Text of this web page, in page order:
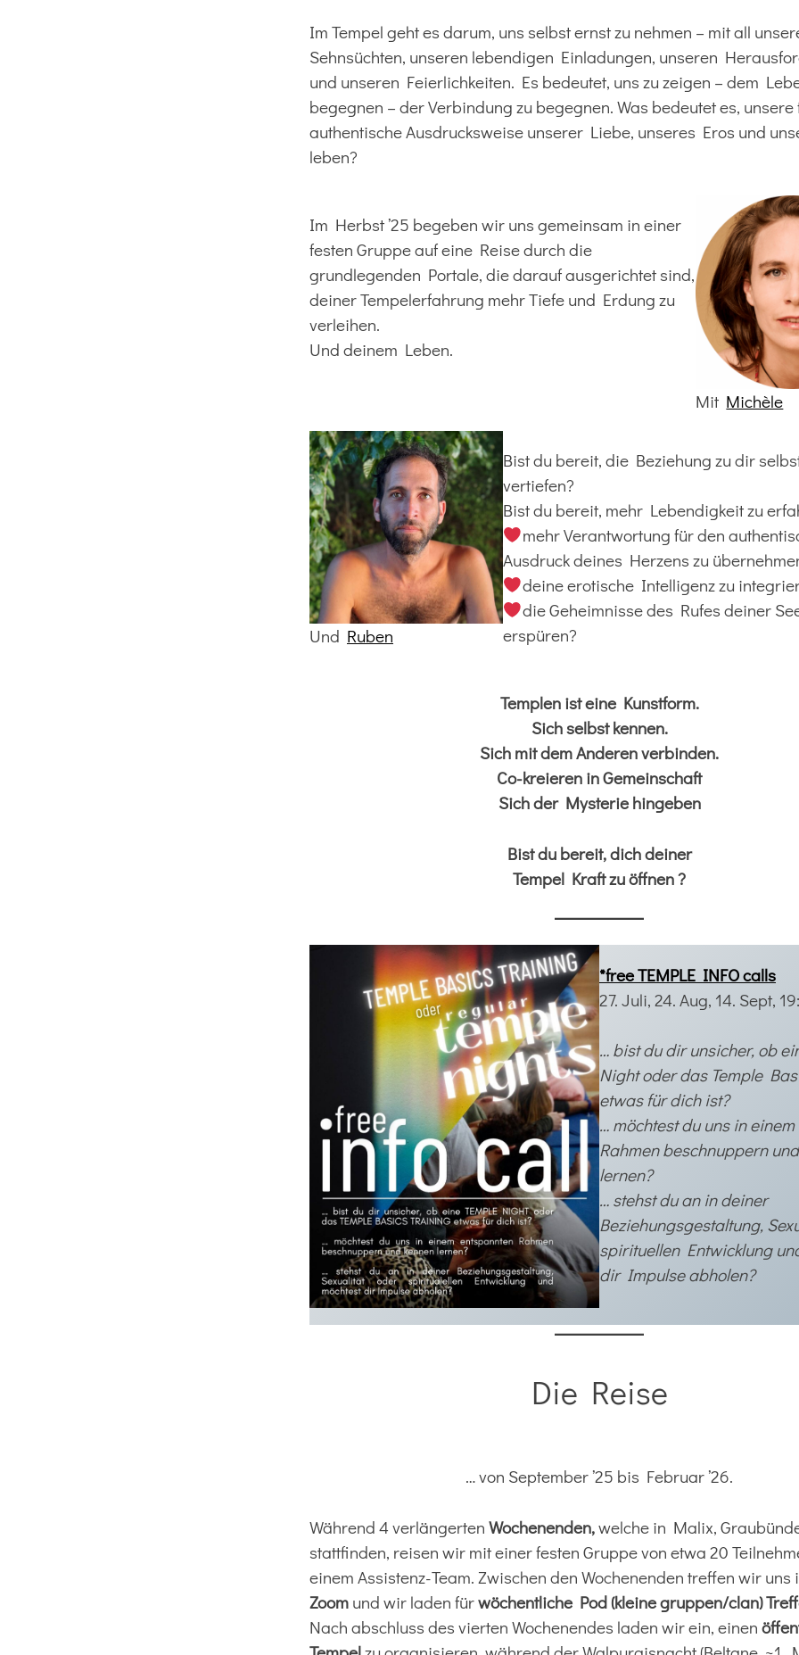
Im Tempel geht es darum, uns selbst ernst zu nehmen – mit all
Sehnsüchten, unseren lebendigen Einladungen, unseren
und unseren Feierlichkeiten. Es bedeutet, uns zu zeigen – dem
begegnen – der Verbindung zu begegnen. Was bedeutet es, unsere
authentische Ausdrucksweise unserer Liebe, unseres Eros und
leben?
Im Herbst ’25 begeben wir uns gemeinsam in einer
festen Gruppe auf eine Reise durch die
grundlegenden Portale, die darauf ausgerichtet sind,
deiner Tempelerfahrung mehr Tiefe und Erdung zu
verleihen.
Und deinem Leben.
Mit Michèle
Und Ruben
Bist du bereit, die Beziehung zu dir
vertiefen?
Bist du bereit, mehr Lebendigkeit zu
mehr Verantwortung für den
Ausdruck deines Herzens zu
deine erotische Intelligenz zu
die Geheimnisse des Rufes deiner
erspüren?
Templen ist eine Kunstform.
Sich selbst kennen.
Sich mit dem Anderen verbinden.
Co-kreieren in Gemeinschaft
Sich der Mysterie hingeben
Bist du bereit, dich deiner
Tempel Kraft zu öffnen ?
*free TEMPLE INFO calls
27. Juli, 24. Aug, 14. Sept,
… bist du dir unsicher, ob
Night oder das Temple
etwas für dich ist?
… möchtest du uns in
Rahmen beschnuppern
lernen?
… stehst du an in deiner
Beziehungsgestaltung,
spirituellen Entwicklung
dir Impulse abholen?
Die Reise
… von September ’25 bis Februar ’26.
Während 4 verlängerten Wochenenden,welche in Malix,
stattfinden, reisen wir mit einer festen Gruppe von etwa 20
einem Assistenz-Team. Zwischen den Wochenenden treffen wir uns
Zoom und wir laden fürwöchentliche Pod (kleine gruppen/clan)
Nach abschluss des vierten Wochenendes laden wir ein, einen